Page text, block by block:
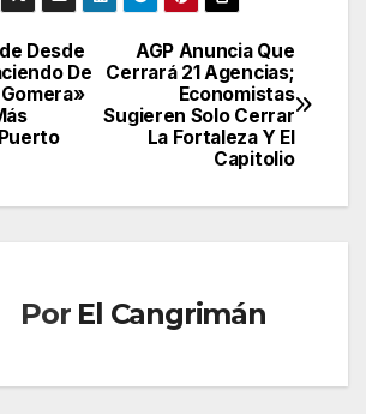
AGP Anuncia Que
Cerrará 21 Agencias;
Economistas
Sugieren Solo Cerrar
La Fortaleza Y El
Capitolio
Desde
De
Por El Cangrimán